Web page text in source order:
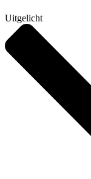
Uitgelicht